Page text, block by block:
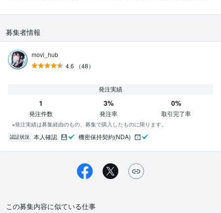
募集者情報
movi_hub
4.6
（48）
発注実績
1
発注件数
3%
発注率
0%
取引完了率
※発注実績は募集経由のもの、募集で購入したものに限ります。
認証状況 本人確認 機密保持契約(NDA)
この募集内容に似ている仕事